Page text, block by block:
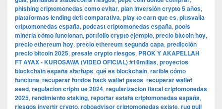
phishing criptomonedas como evitar, plan inversión crypto 5 años,
plataformas lending defi comparativa, play to earn que es, plusvalía
criptomonedas españa, podcast criptomonedas españa, pools
minería cómo funcionan, portfolio crypto ejemplo, precio bitcoin hoy,
precio ethereum hoy, precio ethereum segunda capa, predicción
precio bitcoin 2025, presale crypto riesgos, PROK Y AKAPELLAH
FT AYAX - KUROSAWA (VIDEO OFICIAL) #16millas, proyectos
blockchain españa startups, qué es blockchain, rarible cómo
funciona, recuperar fondos hack wallet pasos, recuperar wallet
seed, regulacion cripto ue 2024, regularizacion fiscal criptomonedas
2025, rendimiento staking, reportar estafa criptomonedas españa,
riesgos invertir crypto, roboadvisor criptomonedas existe, rug pull